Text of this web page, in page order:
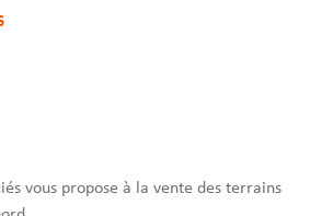
vous propose à la vente des terrains